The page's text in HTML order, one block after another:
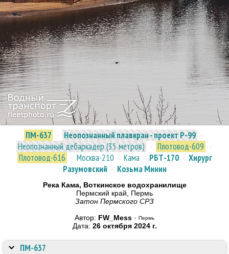
ПМ-637 · Неопознанный плавкран - проект Р-99 ·
Неопознанный дебаркадер (35 метров) · Плотовод-609 ·
Плотовод-616 · Москва-210 · Кама· РБТ-170· Хирург
Разумовский · Козьма Минин
Река Кама, Воткинское водохранилище
Пермский край, Пермь
Затон Пермского СРЗ
Автор: FW_Mess · Пермь
Дата: 26 октября 2024 г.
ПМ-637